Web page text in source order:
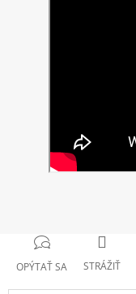
OPÝTAŤ SA STRÁŽIŤ